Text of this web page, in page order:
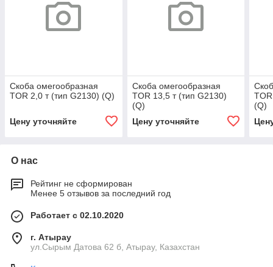
Скоба омегообразная
TOR 2,0 т (тип G2130) (Q)
Цену уточняйте
Скоба омегообразная
TOR 13,5 т (тип G2130)
(Q)
Цену уточняйте
(Q)
О нас
Рейтинг не сформирован
Менее 5 отзывов за последний год
Работает с 02.10.2020
г. Атырау
ул.Сырым Датова 62 б, Атырау, Казахстан